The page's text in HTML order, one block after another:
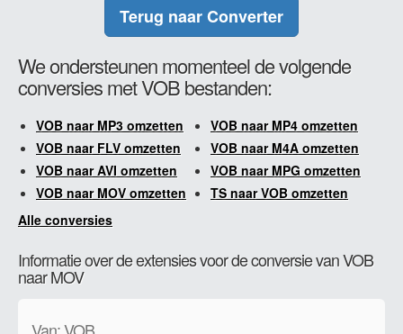
Terug naar Converter
We ondersteunen momenteel de volgende
conversies met VOB bestanden:
VOB naar MP3 omzetten
VOB naar MP4 omzetten
VOB naar FLV omzetten
VOB naar M4A omzetten
VOB naar AVI omzetten
VOB naar MPG omzetten
VOB naar MOV omzetten
TS naar VOB omzetten
Alle conversies
Informatie over de extensies voor de conversie van VOB
naar MOV